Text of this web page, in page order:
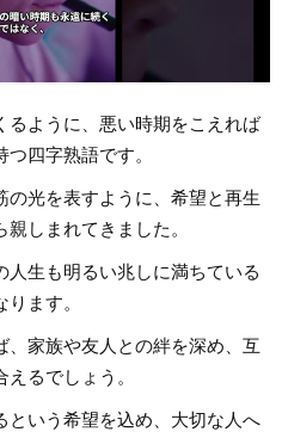
るように、悪い時期をこえれば
四字熟語です。
の光を表すように、希望と再生
しまれてきました。
生も明るい兆しに満ちている
ます。
、家族や友人との絆を深め、互
るでしょう。
という希望を込め、大切な人へ